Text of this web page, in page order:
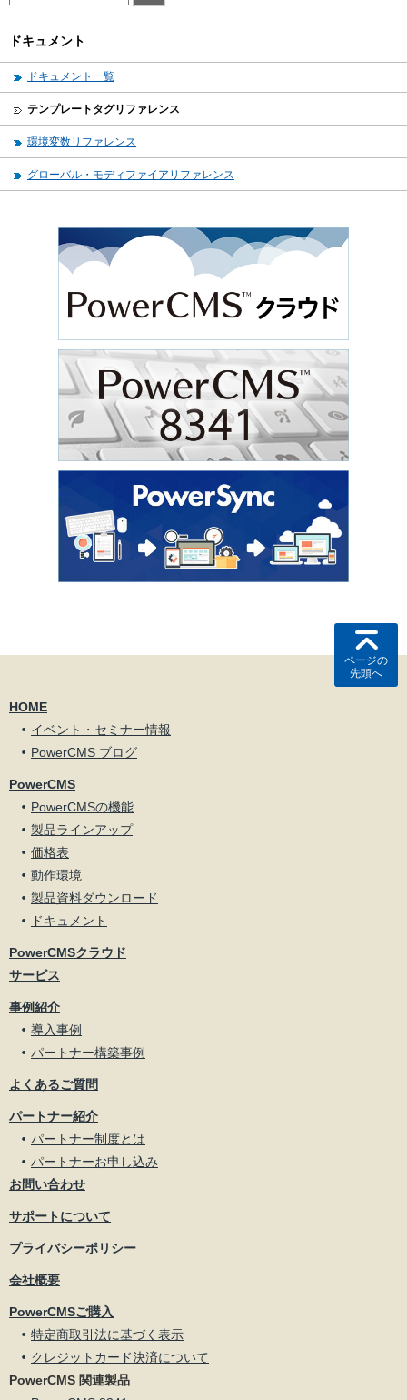
ドキュメント
ドキュメント一覧
テンプレートタグリファレンス
環境変数リファレンス
グローバル・モディファイアリファレンス
ページの
先頭へ
HOME
イベント・セミナー情報
PowerCMS ブログ
PowerCMS
PowerCMSの機能
製品ラインアップ
価格表
動作環境
製品資料ダウンロード
ドキュメント
PowerCMSクラウド
サービス
事例紹介
導入事例
パートナー構築事例
よくあるご質問
パートナー紹介
パートナー制度とは
パートナーお申し込み
お問い合わせ
サポートについて
プライバシーポリシー
会社概要
PowerCMSご購入
特定商取引法に基づく表示
クレジットカード決済について
PowerCMS 関連製品